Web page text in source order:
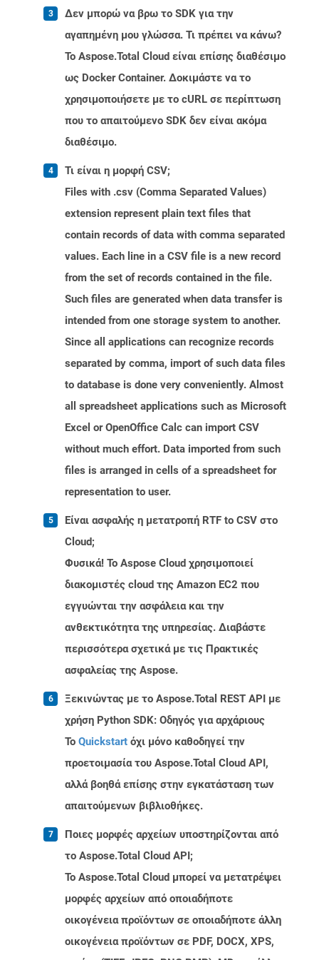
Δεν μπορώ να βρω το SDK για την
αγαπημένη μου γλώσσα. Τι πρέπει να κάνω?
Το Aspose.Total Cloud είναι επίσης διαθέσιμο
ως Docker Container. Δοκιμάστε να το
χρησιμοποιήσετε με το cURL σε περίπτωση
που το απαιτούμενο SDK δεν είναι ακόμα
διαθέσιμο.
Τι είναι η μορφή CSV;
Files with .csv (Comma Separated Values)
extension represent plain text files that
contain records of data with comma separated
values. Each line in a CSV file is a new record
from the set of records contained in the file.
Such files are generated when data transfer is
intended from one storage system to another.
Since all applications can recognize records
separated by comma, import of such data files
to database is done very conveniently. Almost
all spreadsheet applications such as Microsoft
Excel or OpenOffice Calc can import CSV
without much effort. Data imported from such
files is arranged in cells of a spreadsheet for
representation to user.
Είναι ασφαλής η μετατροπή RTF to CSV στο
Cloud;
Φυσικά! Το Aspose Cloud χρησιμοποιεί
διακομιστές cloud της Amazon EC2 που
εγγυώνται την ασφάλεια και την
ανθεκτικότητα της υπηρεσίας. Διαβάστε
περισσότερα σχετικά με τις Πρακτικές
ασφαλείας της Aspose.
Ξεκινώντας με το Aspose.Total REST API με
χρήση Python SDK: Οδηγός για αρχάριους
Το Quickstart όχι μόνο καθοδηγεί την
προετοιμασία του Aspose.Total Cloud API,
αλλά βοηθά επίσης στην εγκατάσταση των
απαιτούμενων βιβλιοθήκες.
Ποιες μορφές αρχείων υποστηρίζονται από
το Aspose.Total Cloud API;
Το Aspose.Total Cloud μπορεί να μετατρέψει
μορφές αρχείων από οποιαδήποτε
οικογένεια προϊόντων σε οποιαδήποτε άλλη
οικογένεια προϊόντων σε PDF, DOCX, XPS,